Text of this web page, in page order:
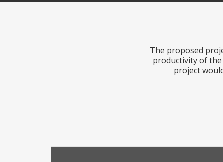
The proposed
productivity of
project